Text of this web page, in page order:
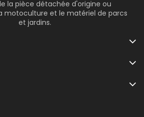
la pièce détachée d'origine ou
motoculture et le matériel de parcs
et jardins.